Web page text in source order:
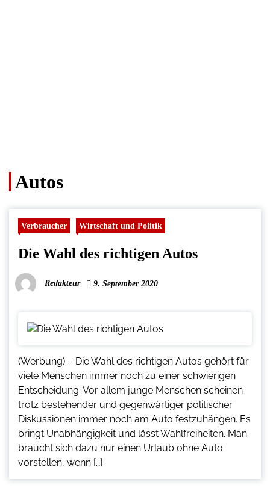
Autos
Verbraucher Wirtschaft und Politik
Die Wahl des richtigen Autos
Redakteur 9. September 2020
(Werbung) – Die Wahl des richtigen Autos gehört für
viele Menschen immer noch zu einer schwierigen
Entscheidung. Vor allem junge Menschen scheinen
trotz bestehender und gegenwärtiger politischer
Diskussionen immer noch am Auto festzuhängen. Es
bringt Unabhängigkeit und lässt Wahlfreiheiten. Man
braucht sich dazu nur einen Urlaub ohne Auto
vorstellen, wenn […]